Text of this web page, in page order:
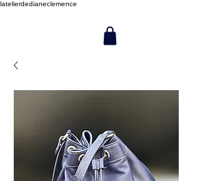
latelierdedianeclemence